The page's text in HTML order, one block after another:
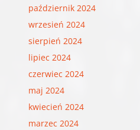
październik 2024
wrzesień 2024
sierpień 2024
lipiec 2024
czerwiec 2024
maj 2024
kwiecień 2024
marzec 2024